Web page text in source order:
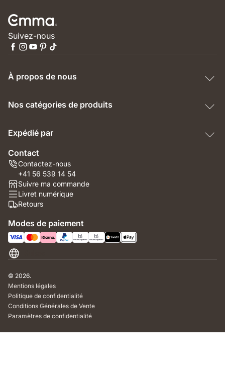
Suivez-nous
À propos de nous
Nos catégories de produits
Expédié par
Contact
Contactez-nous
+41 56 539 14 54
Suivre ma commande
Livret numérique
Retours
Modes de paiement
© 2026.
Mentions légales
Politique de confidentialité
Conditions Générales de Vente
Paramètres de confidentialité